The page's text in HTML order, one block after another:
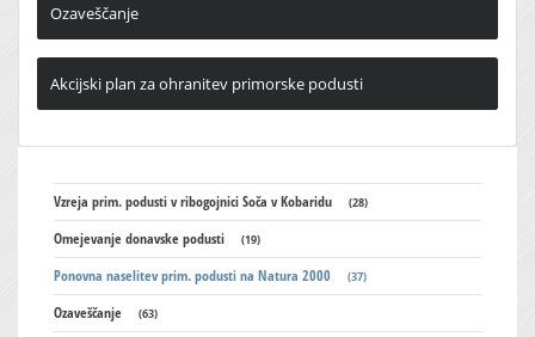
Ozaveščanje
Akcijski plan za ohranitev primorske podusti
Vzreja prim. podusti v ribogojnici Soča v Kobaridu (28)
Omejevanje donavske podusti (19)
Ponovna naselitev prim. podusti na Natura 2000 (37)
Ozaveščanje (63)